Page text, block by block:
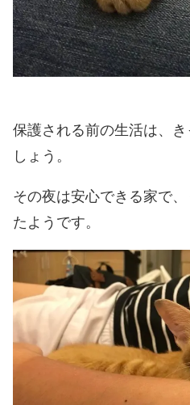
保護される前の生活は、
しょう。
その夜は安心できる家で
たようです。